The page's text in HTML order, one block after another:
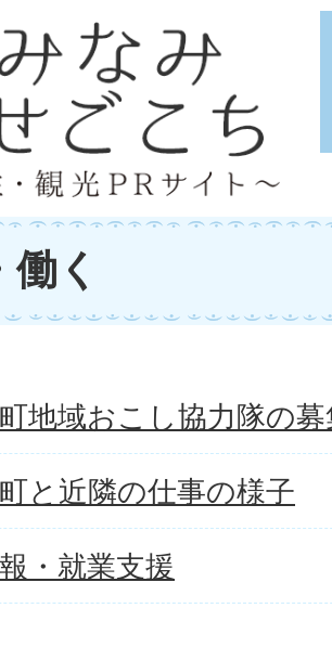
く
地域おこし協力隊の
と近隣の仕事の様子
・就業支援